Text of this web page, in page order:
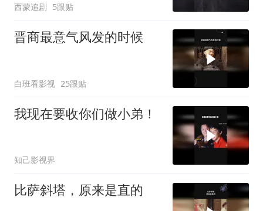
西蒙追剧 5跟贴
晋商最意气风发的时候
白班看影视 25跟贴
我现在要收你们做小弟！
知己影视界
比萨斜塔，原来是直的